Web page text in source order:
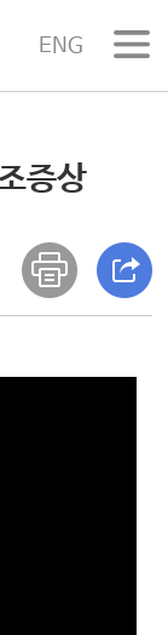
ENG
증상